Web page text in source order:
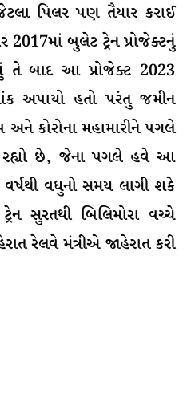
પિલર પણ તૈયાર કરાઈ
2017માં બુલેટ ટ્રેન પ્રોજેક્ટનું
બાદ આ પ્રોજેક્ટ 2023
અપાયો હતો પરંતુ જમીન
અને કોરોના મહામારીને પગલે
છે, જેના પગલે હવે આ
વધુનો સમય લાગી શકે
સુરતથી બિલિમોરા વચ્ચે
રેલવે મંત્રીએ જાહેરાત કરી